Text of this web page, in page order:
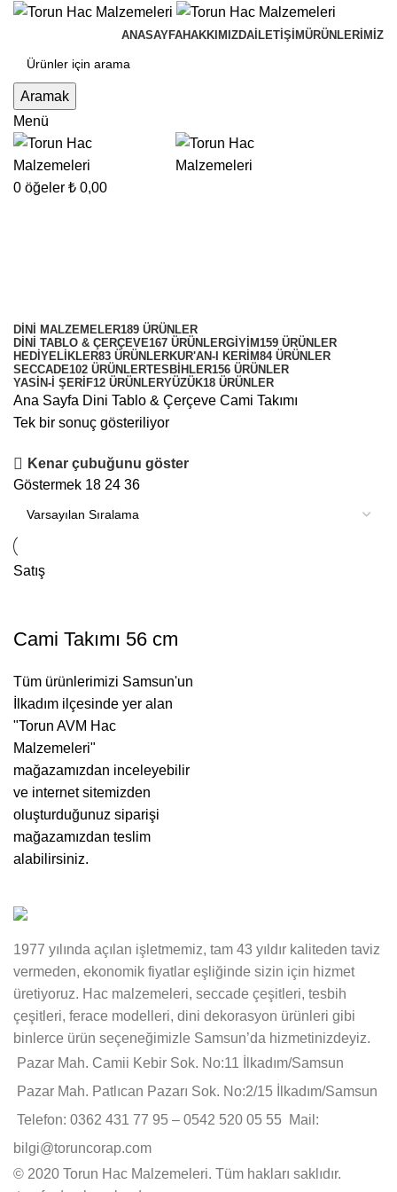
ANASAYFAHAKKIMIZDA İLETIŞIMÜRÜNLERIMIZ
Aramak
Menü
0 öğeler ₺ 0,00
DINI MALZEMELER189 ÜRÜNLER
DINI TABLO & ÇERÇEVE167 ÜRÜNLERGIYIM159 ÜRÜNLER
HEDIYELIKLER83 ÜRÜNLERKUR'AN-I KERIM84 ÜRÜNLER
SECCADE102 ÜRÜNLERTESBIHLER156 ÜRÜNLER
YASIN-I ŞERIF12 ÜRÜNLERYÜZÜK18 ÜRÜNLER
Ana Sayfa Dini Tablo & Çerçeve Cami Takımı
Tek bir sonuç gösteriliyor
Kenar çubuğunu göster
Göstermek 18 24 36
Satış
Cami Takımı 56 cm
Tüm ürünlerimizi Samsun'un
İlkadım ilçesinde yer alan
"Torun AVM Hac
Malzemeleri"
mağazamızdan inceleyebilir
ve internet sitemizden
oluşturduğunuz siparişi
mağazamızdan teslim
alabilirsiniz.
1977 yılında açılan işletmemiz, tam 43 yıldır kaliteden taviz
vermeden, ekonomik fiyatlar eşliğinde sizin için hizmet
üretiyoruz. Hac malzemeleri, seccade çeşitleri, tesbih
çeşitleri, ferace modelleri, dini dekorasyon ürünleri gibi
binlerce ürün seçeneğimizle Samsun’da hizmetinizdeyiz.
Pazar Mah. Camii Kebir Sok. No:11 İlkadım/Samsun
Pazar Mah. Patlıcan Pazarı Sok. No:2/15 İlkadım/Samsun
Telefon: 0362 431 77 95 – 0542 520 05 55 Mail:
bilgi@toruncorap.com
© 2020 Torun Hac Malzemeleri. Tüm hakları saklıdır.